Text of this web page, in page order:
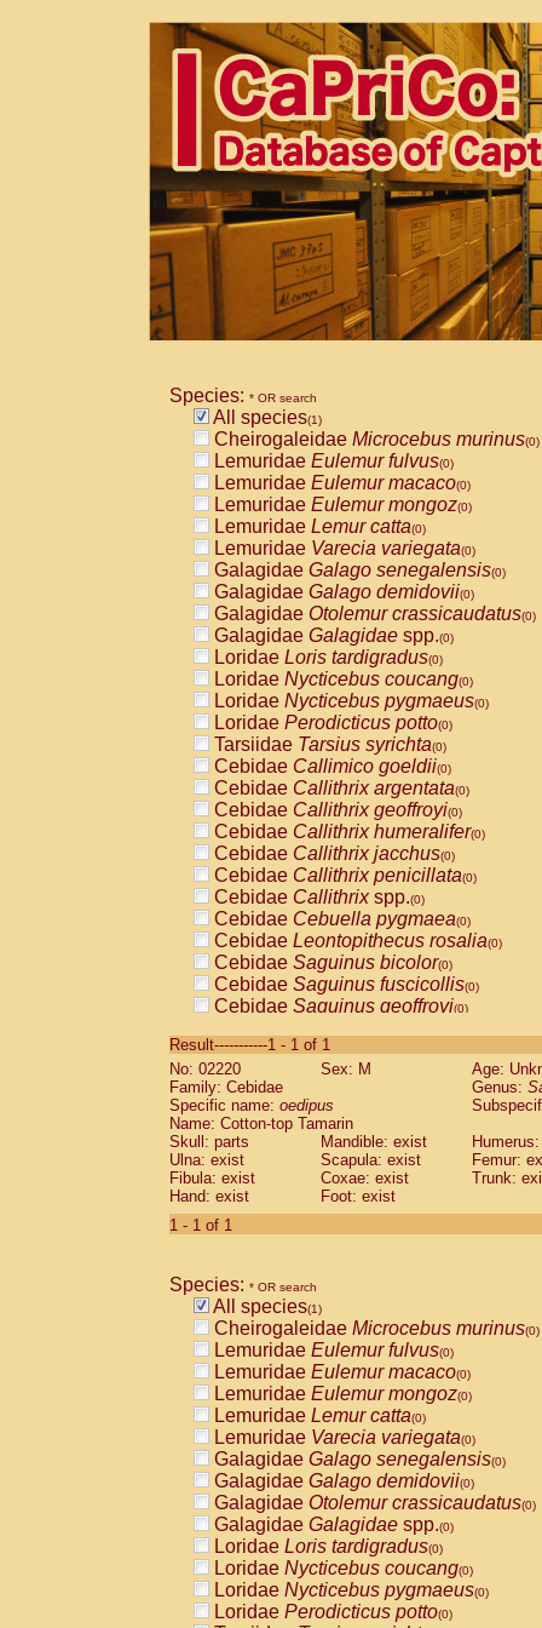
Species: * OR search
All species(1)
Cheirogaleidae Microcebus murinus(0)
Lemuridae Eulemur fulvus(0)
Lemuridae Eulemur macaco(0)
Lemuridae Eulemur mongoz(0)
Lemuridae Lemur catta(0)
Lemuridae Varecia variegata(0)
Galagidae Galago senegalensis(0)
Galagidae Galago demidovii(0)
Galagidae Otolemur crassicaudatus(0)
Galagidae Galagidae spp.(0)
Loridae Loris tardigradus(0)
Loridae Nycticebus coucang(0)
Loridae Nycticebus pygmaeus(0)
Loridae Perodicticus potto(0)
Tarsiidae Tarsius syrichta(0)
Cebidae Callimico goeldii(0)
Cebidae Callithrix argentata(0)
Cebidae Callithrix geoffroyi(0)
Cebidae Callithrix humeralifer(0)
Cebidae Callithrix jacchus(0)
Cebidae Callithrix penicillata(0)
Cebidae Callithrixspp.(0)
Cebidae Cebuella pygmaea(0)
Cebidae Leontopithecus rosalia(0)
Cebidae Saguinus bicolor(0)
Cebidae Saguinus fuscicollis(0)
Cebidae Saguinus geoffroyi(0)
CebidaeSaguinus labiatus(0)
Cebidae Saguinus leucopus (0)
Cebidae
CebidaeSaguinus mystax
Cebidae Saguinus nigricollis (0)
Cebidae Saguinus oedipus
Cebidae Saguinus weddelli
Cebidae Saguinusspp.
Cebidae
CebidaeCebus capucinus
CebidaeCebus nigrivittatus
CebidaeCebus spp.(0)
CebidaeSaimiri boliviensis(0)
CebidaeSaimiri sciureus(0)
AtelidaeAlouatta caraya(0)
AtelidaeAlouatta fusca(0)
AtelidaeAlouatta seniculus(0)
AtelidaeAlouattaspp.(0)
AtelidaeAteles belzebuth(0)
AtelidaeAteles geoffroyi(0)
AtelidaeAteles paniscus(0)
AtelidaeAtelesspp.(0)
AtelidaeLagothrix lagothricha(0)
AtelidaeLagothrix lagothricha cana
PitheciidaeCacajao calvus
Result-----------1 - 1 of 1
No: 02220
Sex: M
Age:
Family: Cebidae
Genus:
Specific name: oedipus
Name: Cotton-top Tamarin
Skull: parts
Mandible: exist
Ulna: exist
Scapula: exist
Femur:
Fibula: exist
Coxae: exist
Trunk:
Hand: exist
Foot: exist
1 - 1 of 1
Species: * OR search
All species(1)
Cheirogaleidae Microcebus murinus(0)
Lemuridae Eulemur fulvus(0)
Lemuridae Eulemur macaco(0)
Lemuridae Eulemur mongoz(0)
Lemuridae Lemur catta(0)
Lemuridae Varecia variegata(0)
Galagidae Galago senegalensis(0)
Galagidae Galago demidovii(0)
Galagidae Otolemur crassicaudatus(0)
Galagidae Galagidae spp.(0)
Loridae Loris tardigradus(0)
Loridae Nycticebus coucang(0)
Loridae Nycticebus pygmaeus(0)
Loridae Perodicticus potto(0)